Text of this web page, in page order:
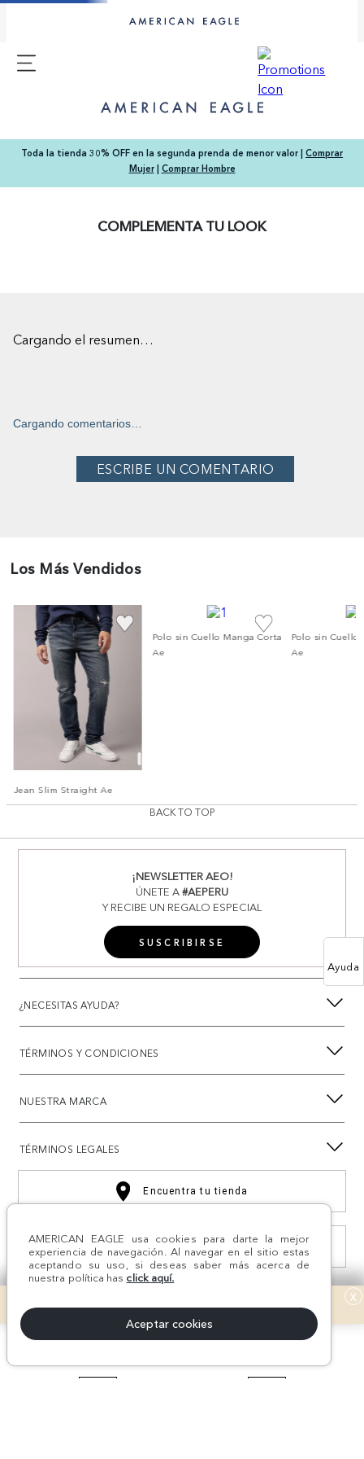
AMERICAN EAGLE usa cookies para darte la mejor
experiencia de navegación. Al navegar en el sitio estas
aceptando su uso, si deseas saber más acerca de
nuestra política has click aquí.
Aceptar cookies
Toda la tienda 30% OFF en la segunda prenda de menor valor | Comprar
Mujer| Comprar Hombre
x
Ayuda
COMPLEMENTA TU LOOK
Cargando el resumen…
Cargando comentarios…
Los Más Vendidos
Jean Slim Straight Ae
Polo sin Cuello Manga Corta
Ae
Polo sin Cuello
Ae
BACK TO TOP
¡NEWSLETTER AEO!
ÚNETE A#AEPERU
Y RECIBE UN REGALO ESPECIAL
SUSCRIBIRSE
¿NECESITAS AYUDA?
TÉRMINOS Y CONDICIONES
NUESTRA MARCA
TÉRMINOS LEGALES
Encuentra tu tienda
Consulta estado Reclamación
¡Síguenos en nuestras